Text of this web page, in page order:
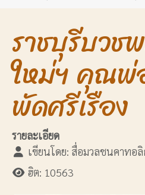
ราชบุรีบวช
ใหม่ฯ คุณพ่
พัดศรีเรือง
รายละเอียด
เขียนโดย: สื่อมวลชนคาทอลิ
ฮิต: 10563